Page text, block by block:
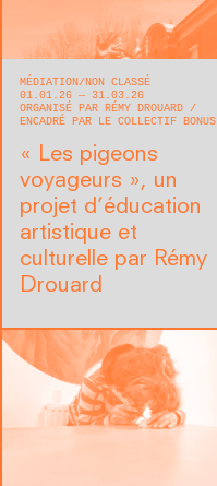
MÉDIATION
NON CLASSÉ
01.01.26 — 31.03.26
ORGANISÉ PAR RÉMY DROUARD
ENCADRÉ PAR LE COLLECTIF BONUS
« Les pigeons
voyageurs », un
projet d’éducation
artistique et
culturelle par Rémy
Drouard